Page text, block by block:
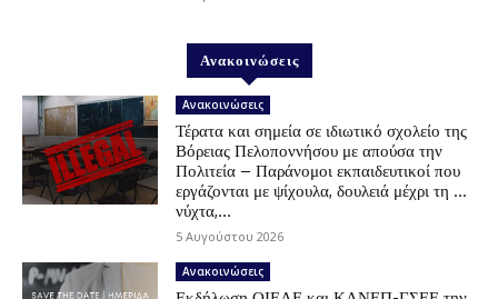
Ανακοινώσεις
Ανακοινώσεις
Τέρατα και σημεία σε ιδιωτικό σχολείο της
Βόρειας Πελοποννήσου με απούσα την
Πολιτεία – Παράνομοι εκπαιδευτικοί που
εργάζονται με ψίχουλα, δουλειά μέχρι τη …
νύχτα,...
5 Αυγούστου 2026
Ανακοινώσεις